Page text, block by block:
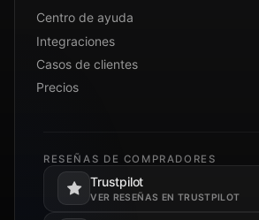
Centro de ayuda
Integraciones
Casos de clientes
Precios
RESEÑAS DE COMPRADORES
Trustpilot
VER RESEÑAS EN TRUSTPILOT
Se abre en una pestaña nueva.